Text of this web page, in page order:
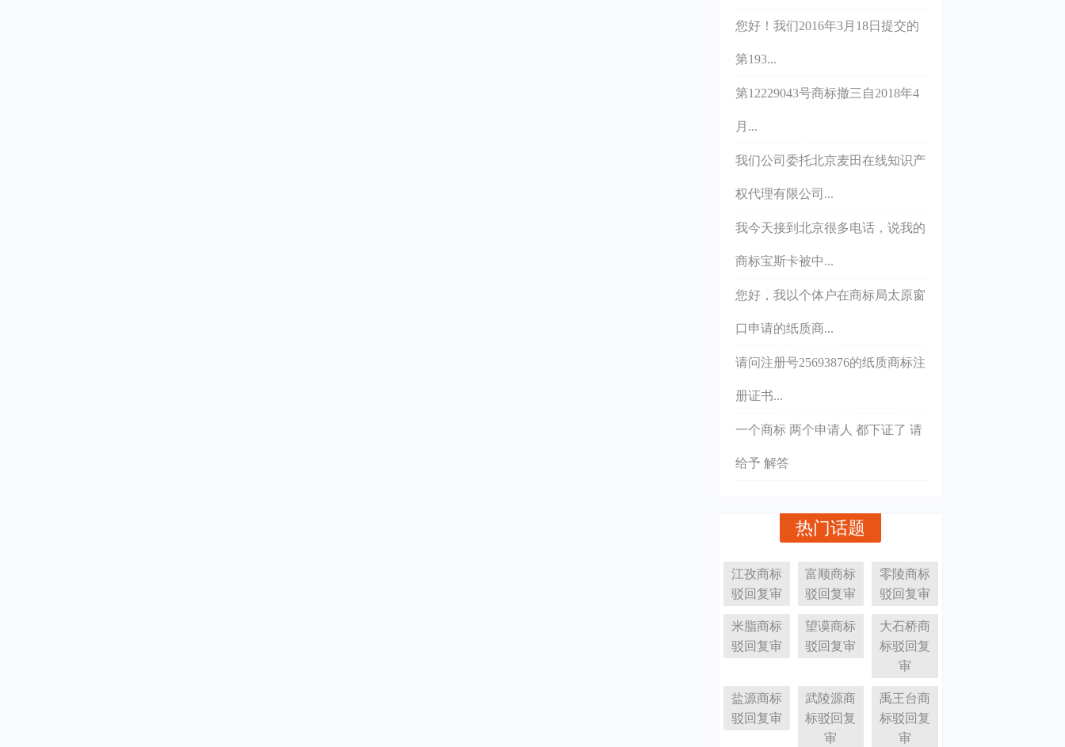
您好！我们2016年3月18日提交的
第193...
第12229043号商标撤三自2018年4
月...
我们公司委托北京麦田在线知识产
权代理有限公司...
我今天接到北京很多电话，说我的
商标宝斯卡被中...
您好，我以个体户在商标局太原窗
口申请的纸质商...
请问注册号25693876的纸质商标注
册证书...
一个商标 两个申请人 都下证了 请
给予 解答
热门话题
江孜商标
驳回复审
富顺商标
驳回复审
零陵商标
驳回复审
米脂商标
驳回复审
望谟商标
驳回复审
大石桥商
标驳回复
审
盐源商标
驳回复审
武陵源商
标驳回复
审
禹王台商
标驳回复
审